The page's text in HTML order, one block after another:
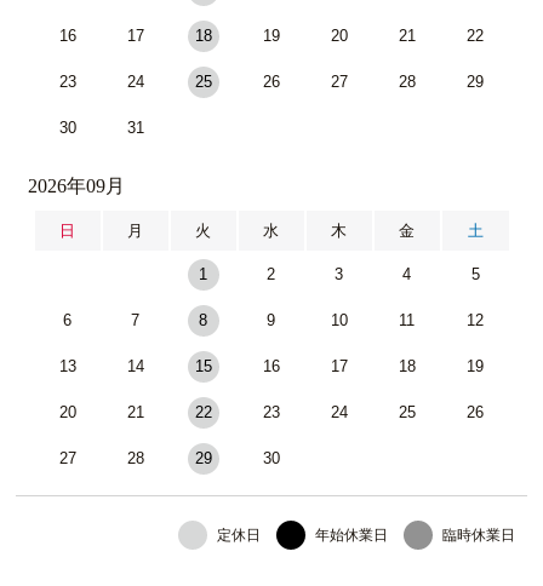
16 17 18 19 20 21 22
23 24 25 26 27 28 29
30 31
2026年09月
日 月 火 水 木 金 土
1 2 3 4 5
6 7 8 9 10 11 12
13 14 15 16 17 18 19
20 21 22 23 24 25 26
27 28 29 30
定休日 年始休業日 臨時休業日